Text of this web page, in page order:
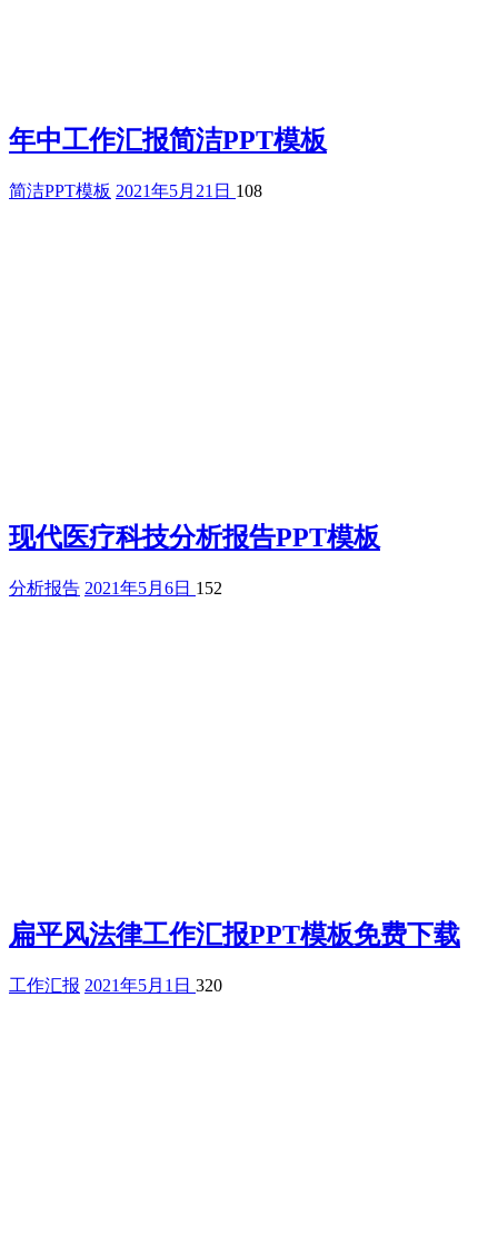
年中工作汇报简洁PPT模板
简洁PPT模板 2021年5月21日 108
现代医疗科技分析报告PPT模板
分析报告 2021年5月6日 152
扁平风法律工作汇报PPT模板免费下载
工作汇报 2021年5月1日 320